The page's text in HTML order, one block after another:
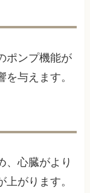
ポンプ機能が
与えます。
、心臓がより
がります。